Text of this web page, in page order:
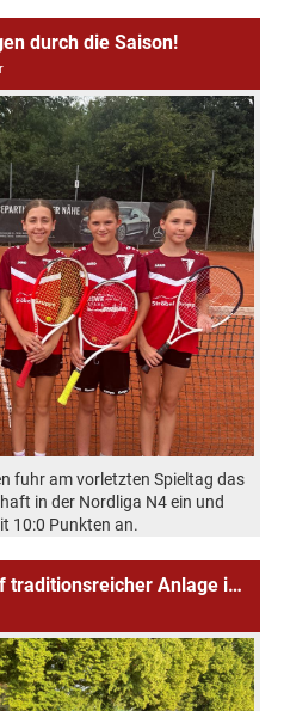
durch die Saison!
fuhr am vorletzten Spieltag das
in der Nordliga N4 ein und
10:0 Punkten an.
💪🏽✨H55 erfolgreich auf traditionsreicher Anlage in Fürth